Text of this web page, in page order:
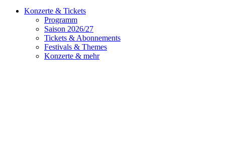
Konzerte & Tickets
Programm
Saison 2026/27
Tickets & Abonnements
Festivals & Themes
Konzerte & mehr